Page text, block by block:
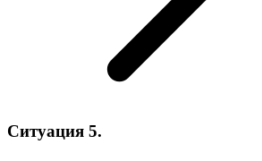
Ситуация 5.